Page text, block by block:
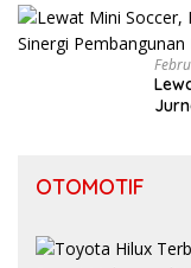
OTOMOTIF